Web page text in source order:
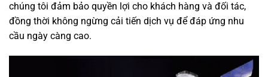
chúng tôi đảm bảo quyền lợi cho khách hàng và đối tác,
đồng thời không ngừng cải tiến dịch vụ để đáp ứng nhu
cầu ngày càng cao.